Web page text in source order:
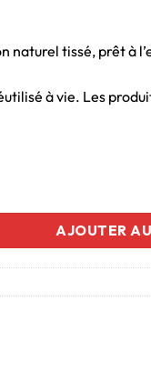
naturel tissé, prêt à
à vie. Les
AJOUTER